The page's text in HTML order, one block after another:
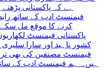
ہے کہ پاکستانی
فیمنسٹ ادب کے ساتھ
کرنے کا موقع مل
پاکستانی فیمنسٹ
کشور ناہید اور سارا سلیری
فیمنسٹ مصنفین کی بھی
ہیں۔ ہم فیمنسٹ ادب کے ساتھ